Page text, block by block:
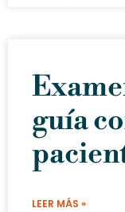
guía
LEER MÁS »